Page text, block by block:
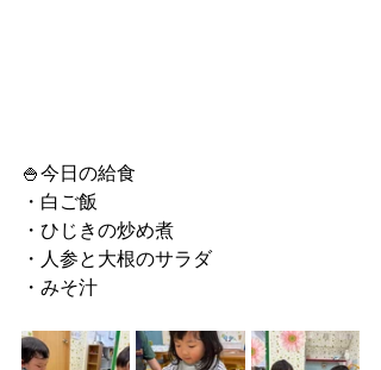
🍚今日の給食
・白ご飯
・ひじきの炒め煮
・人参と大根のサラダ
・みそ汁